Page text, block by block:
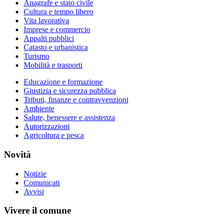
Anagrafe e stato civile
Cultura e tempo libero
Vita lavorativa
Imprese e commercio
Appalti pubblici
Catasto e urbanistica
Turismo
Mobilità e trasporti
Educazione e formazione
Giustizia e sicurezza pubblica
Tributi, finanze e contravvenzioni
Ambiente
Salute, benessere e assistenza
Autorizzazioni
Agricoltura e pesca
Novità
Notizie
Comunicati
Avvisi
Vivere il comune